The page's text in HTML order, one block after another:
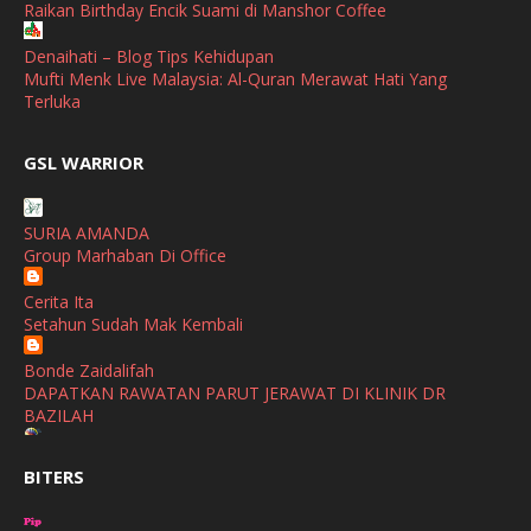
September
April
March
January
November
October
August
July
June
Raikan Birthday Encik Suami di Manshor Coffee
Denaihati – Blog Tips Kehidupan
Mufti Menk Live Malaysia: Al-Quran Merawat Hati Yang
Terluka
PerySmith AirStick Pro Tampil Dengan Rekaan Ultra Nipis
SHALIMAR YUSOF
Selamat Maju Jaya Untuk Puan Intan
Show All
GSL WARRIOR
SURIA AMANDA
Group Marhaban Di Office
Cerita Ita
Setahun Sudah Mak Kembali
Bonde Zaidalifah
DAPATKAN RAWATAN PARUT JERAWAT DI KLINIK DR
BAZILAH
Huawei Pura 90s Series & Huawei Freeclip 2 S Now Available
BITERS